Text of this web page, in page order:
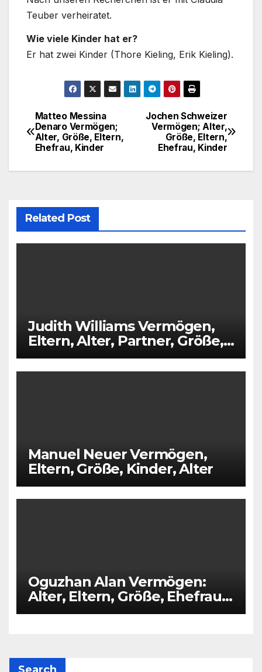
Teuber verheiratet.
Wie viele Kinder hat er?
Er hat zwei Kinder (Thore Kieling, Erik Kieling).
Post
navigation
Jochen Schweizer
Vermögen; Alter,
Größe, Eltern,
Ehefrau, Kinder
Matteo Messina
Denaro Vermögen;
Alter, Größe, Eltern,
Ehefrau, Kinder
Related Post
Judith Williams Vermögen,
Eltern, Alter, Partner, Größe,
Kinder
Manuel Neuer Vermögen,
Eltern, Größe, Kinder, Alter
Oguzhan Alan Vermögen:
Alter, Eltern, Größe, Ehefrau,
Kinder
Search